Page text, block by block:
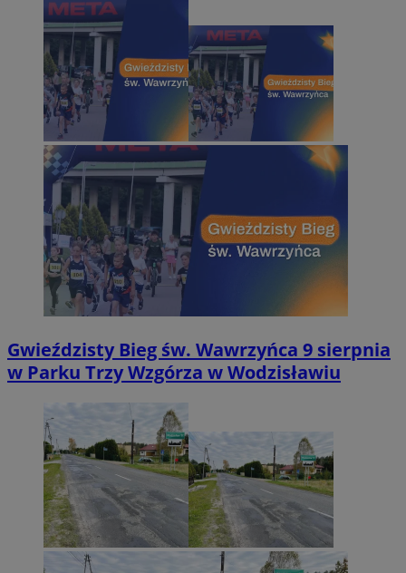
Gwieździsty Bieg św. Wawrzyńca 9 sierpnia
w Parku Trzy Wzgórza w Wodzisławiu